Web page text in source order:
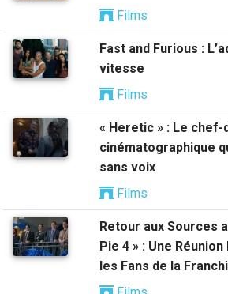
Films
Fast and Furious :
vitesse
Films
« Heretic » : Le chef-
cinématographique
sans voix
Films
Retour aux Sources
Pie 4 » : Une
les Fans de la